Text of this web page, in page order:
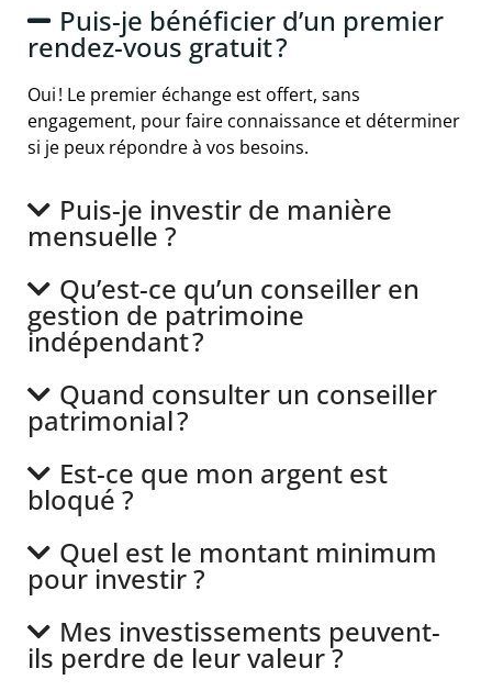
Puis-je bénéficier d’un premier
rendez-vous gratuit ?
Oui ! Le premier échange est offert, sans
engagement, pour faire connaissance et déterminer
si je peux répondre à vos besoins.
Puis-je investir de manière
mensuelle ?
Qu’est-ce qu’un conseiller en
gestion de patrimoine
indépendant ?
Quand consulter un conseiller
patrimonial ?
Est-ce que mon argent est
bloqué ?
Quel est le montant minimum
pour investir ?
Mes investissements peuvent-
ils perdre de leur valeur ?